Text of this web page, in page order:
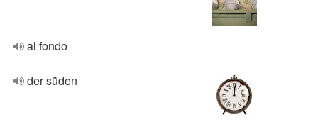
al fondo
der süden